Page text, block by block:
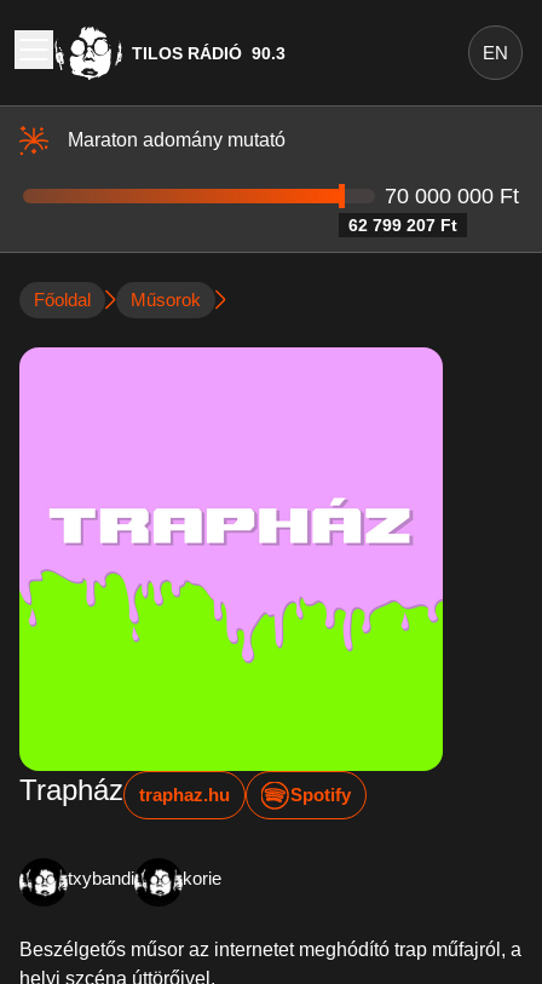
TILOS RÁDIÓ 90.3 EN
Maraton adomány mutató
62 799 207 Ft
70 000 000 Ft
Főoldal Műsorok
Trapház traphaz.hu Spotify
txybandi korie
Beszélgetős műsor az internetet meghódító trap műfajról, a
helyi szcéna úttörőivel.